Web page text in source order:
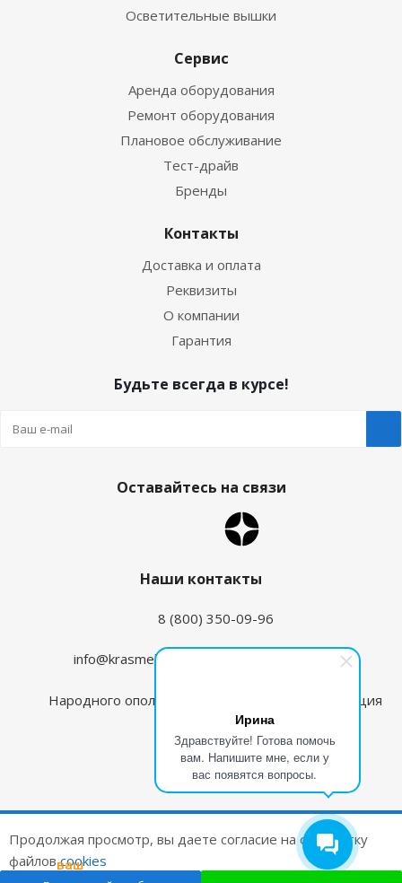
Ирина
Здравствуйте! Готова помочь
вам. Напишите мне, если у
вас появятся вопросы.
Осветительные вышки
Сервис
Аренда оборудования
Ремонт оборудования
Плановое обслуживание
Тест-драйв
Бренды
Контакты
Доставка и оплата
Реквизиты
О компании
Гарантия
Будьте всегда в курсе!
Оставайтесь на связи
Наши контакты
8 (800) 350-09-96
info@krasmehanika.ru zakaz@krasmehanika.ru
Народного ополчения, д6, ТК Путиловский, секция
2026 © Красмеханика
Цены на сайте не являются публичной офертой
ваш
подарок
Продолжая просмотр, вы даете согласие на обработку
файловcookies